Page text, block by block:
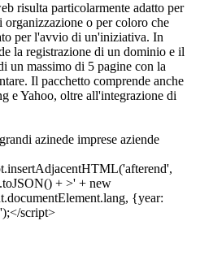
risulta particolarmente adatto per
o per coloro che
per l'avvio di un'iniziativa. In
la registrazione di un dominio e il
un massimo di 5 pagine con la
Il pacchetto comprende anche
e Yahoo, oltre all'integrazione di